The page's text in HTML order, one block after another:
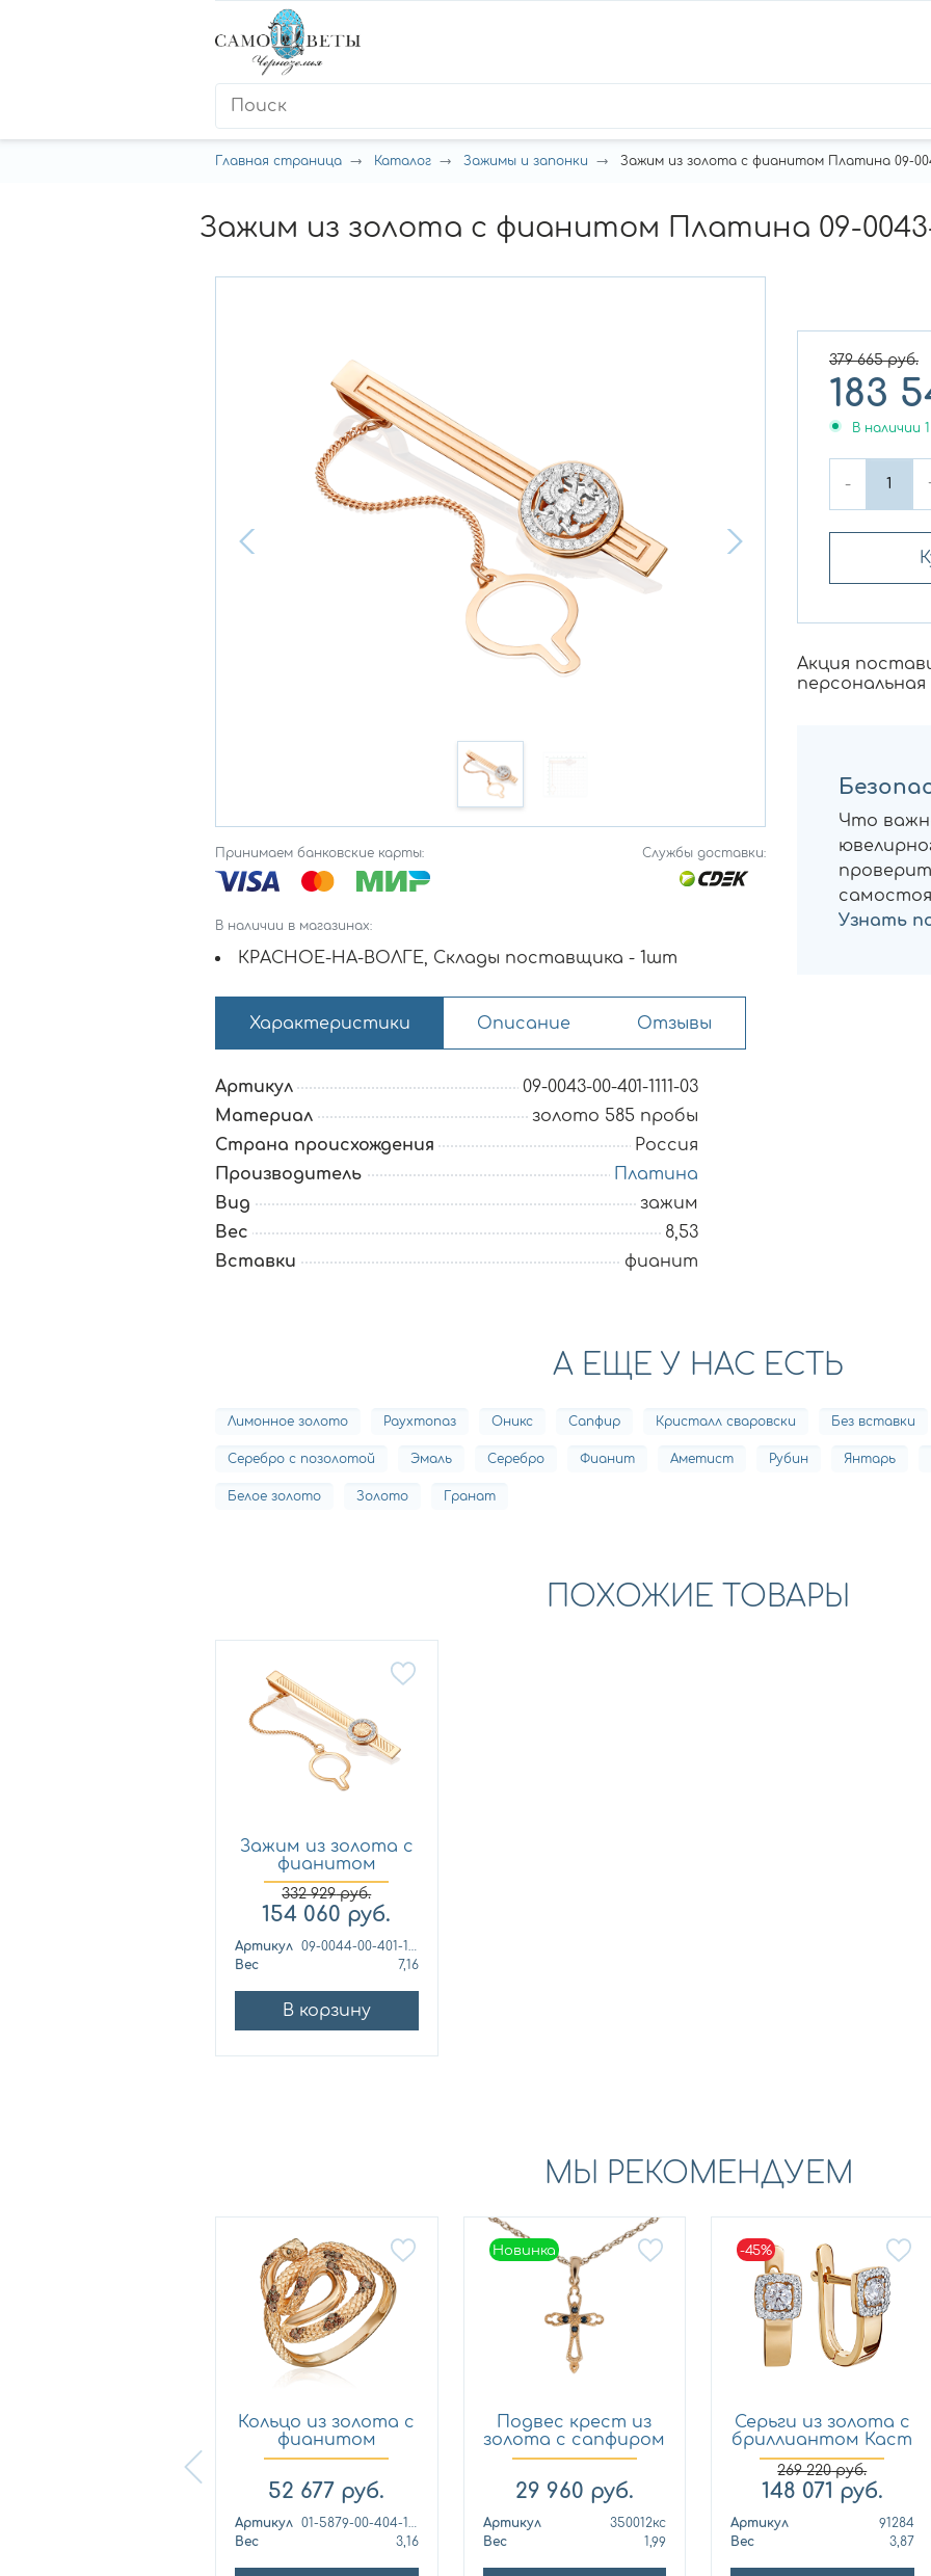
Главная страница Каталог Зажимы и запонки Зажим из золота с фианитом Платина 09-
Зажим из золота с фианитом Платина 09-0043-
Принимаем банковские карты: Службы доставки:
В наличии в магазинах:
КРАСНОЕ-НА-ВОЛГЕ, Склады поставщика - 1шт
379 665руб.
183
В наличии 1
-
Акция
Что
Узнать
Характеристики Описание Отзывы
Артикул
09-0043-00-401-1111-03
Материал
золото 585 пробы
Страна происхождения
Россия
Производитель
Платина
Вид
зажим
Вес
8,53
Вставки
фианит
А ЕЩЕ У НАС ЕСТЬ
Лимонное золото Раухтопаз Оникс Сапфир Кристалл сваровски Без вставки
Серебро с позолотой Эмаль Серебро Фианит Аметист Рубин Янтарь
Белое золото Золото Гранат
ПОХОЖИЕ ТОВАРЫ
Зажим из золота с
фианитом
Платина 09...
332 929руб.
154 060 руб.
Артикул
09-0044-00-401-1110-03
Вес
7,16
В корзину
МЫ РЕКОМЕНДУЕМ
Кольцо из золота с
фианитом
Платина 0...
52 677 руб.
Артикул
01-5879-00-404-1110
Вес
3,16
Новинка
Новинка
Подвес крест из
золота с сапфиром
Кло...
29 960 руб.
Артикул
350012кс
Вес
1,99
-45%
Серьги из золота с
бриллиантом Каст
ю...
269 220руб.
148 071 руб.
Артикул
91284
Вес
3,87